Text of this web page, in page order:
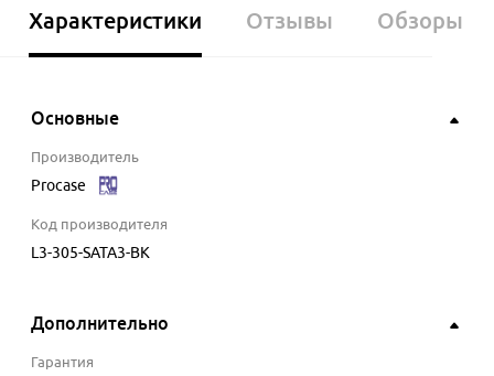
Характеристики Отзывы Обзоры
Основные
Производитель
Procase
Код производителя
L3-305-SATA3-BK
Дополнительно
Гарантия